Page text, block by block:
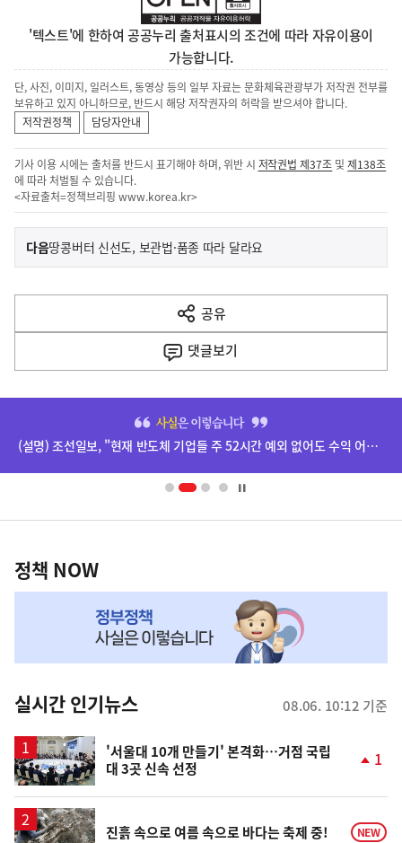
'텍스트'에 한하여 공공누리 출처표시의 조건에 따라 자유이용이
가능합니다.
단, 사진, 이미지, 일러스트, 동영상 등의 일부 자료는 문화체육관광부가 저작권 전부를
보유하고 있지 아니하므로, 반드시 해당 저작권자의 허락을 받으셔야 합니다.
저작권정책
담당자안내
기사 이용 시에는 출처를 반드시 표기해야 하며, 위반 시 저작권법 제37조 및제138조
에 따라 처벌될 수 있습니다.
<자료출처=정책브리핑 www.korea.kr>
이
전
다
음
다음기
사
땅콩버터 신선도, 보관법·품종 따라 달라요
공유
열
기
댓글보기
영
(설명) 조선일보, "현재 반도체 기업들 주 52시간 예외 없어도 수익 어마어마하더라" 기사 등 관련
책
NOW,
뉴
스
정책 NOW
실시간 인기뉴스 08.06. 10:12 기준
'서울대 10개 만들기' 본격화…거점 국립
대 3곳 신속 선정
상
승
1
진흙 속으로 여름 속으로 바다는 축제 중! NEW